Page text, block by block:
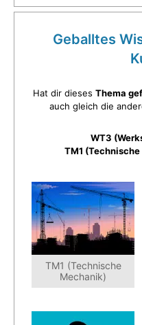
Geballtes
Hat dir dieses Thema
auch gleich die
WT3
TM1
TM1 (Technische
Mechanik)